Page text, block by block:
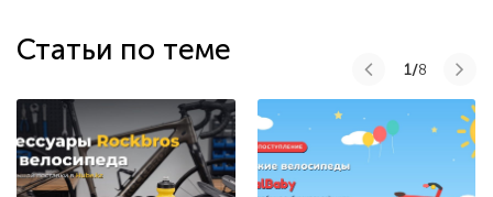
Статьи по теме
1/8